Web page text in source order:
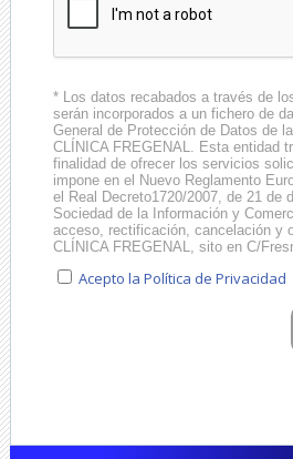
* Los datos recabados a través de
serán incorporados a un fichero de
General de Protección de Datos de
CLÍNICA FREGENAL. Esta entidad
finalidad de ofrecer los servicios
impone en el Nuevo Reglamento
el Real Decreto1720/2007, de 21 de
Sociedad de la Información y
acceso, rectificación, cancelación y
CLÍNICA FREGENAL, sito en C/
Acepto la Política de Privacidad